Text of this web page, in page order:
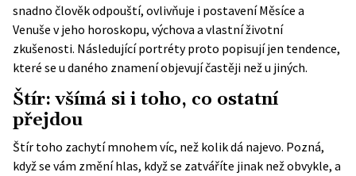
snadno člověk odpouští, ovlivňuje i postavení Měsíce a
Venuše v jeho horoskopu, výchova a vlastní životní
zkušenosti. Následující portréty proto popisují jen tendence,
které se u daného znamení objevují častěji než u jiných.
Štír: všímá si i toho, co ostatní
přejdou
Štír toho zachytí mnohem víc, než kolik dá najevo. Pozná,
když se vám změní hlas, když se zatváříte jinak než obvykle, a